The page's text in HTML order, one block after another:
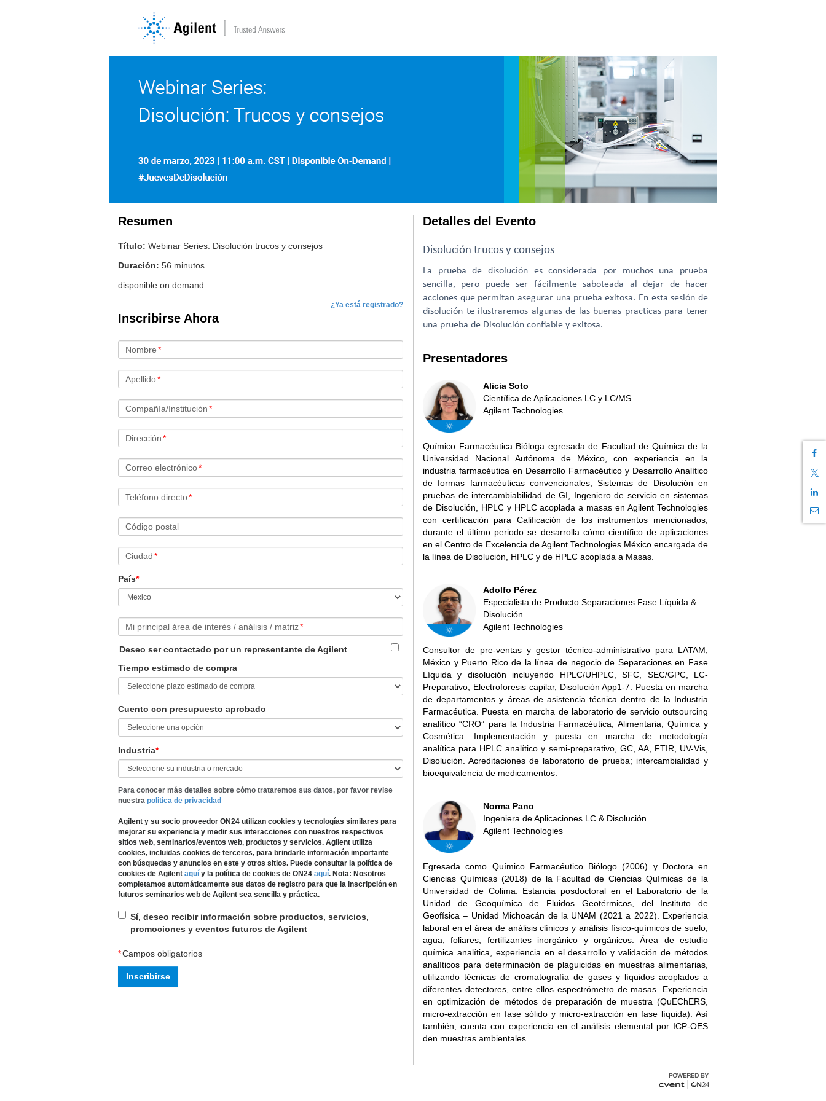
Resumen
Título: Webinar Series: Disolución trucos y consejos
Duración: 56 minutos
disponible on demand
Inscribirse Ahora
¿Ya está registrado?
Nombre*
Apellido*
Compañía/Institución*
Dirección*
Correo electrónico*
Teléfono directo*
Código postal
Ciudad*
País*
Mi principal área de interés / análisis / matriz*
Deseo ser contactado por un representante de Agilent
Tiempo estimado de compra
Cuento con presupuesto aprobado
Industria*
Para conocer más detalles sobre cómo trataremos sus datos, por favor revise
nuestra politica de privacidad
Agilent y su socio proveedor ON24 utilizan cookies y tecnologías similares para
mejorar su experiencia y medir sus interacciones con nuestros respectivos
sitios web, seminarios/eventos web, productos y servicios. Agilent utiliza
cookies, incluidas cookies de terceros, para brindarle información importante
con búsquedas y anuncios en este y otros sitios. Puede consultar la política de
cookies de Agilent aquí y la política de cookies de ON24 aquí. Nota: Nosotros
completamos automáticamente sus datos de registro para que la inscripción en
futuros seminarios web de Agilent sea sencilla y práctica.
Sí, deseo recibir información sobre productos, servicios,
promociones y eventos futuros de Agilent
*Campos obligatorios
Inscribirse
Detalles del Evento
Disolución trucos y consejos
La prueba de disolución es considerada por muchos una prueba
sencilla, pero puede ser fácilmente saboteada al dejar de hacer
acciones que permitan asegurar una prueba exitosa. En esta sesión de
disolución te ilustraremos algunas de las buenas practicas para tener
una prueba de Disolución confiable y exitosa.
Presentadores
Alicia Soto
Científica de Aplicaciones LC y LC/MS
Agilent Technologies
Químico Farmacéutica Bióloga egresada de Facultad de Química de la
Universidad Nacional Autónoma de México, con experiencia en la
industria farmacéutica en Desarrollo Farmacéutico y Desarrollo Analítico
de formas farmacéuticas convencionales, Sistemas de Disolución en
pruebas de intercambiabilidad de GI, Ingeniero de servicio en sistemas
de Disolución, HPLC y HPLC acoplada a masas en Agilent Technologies
con certificación para Calificación de los instrumentos mencionados,
durante el último periodo se desarrolla cómo científico de aplicaciones
en el Centro de Excelencia de Agilent Technologies México encargada de
la línea de Disolución, HPLC y de HPLC acoplada a Masas.
Adolfo Pérez
Especialista de Producto Separaciones Fase Líquida &
Disolución
Agilent Technologies
Consultor de pre-ventas y gestor técnico-administrativo para LATAM,
México y Puerto Rico de la línea de negocio de Separaciones en Fase
Líquida y disolución incluyendo HPLC/UHPLC, SFC, SEC/GPC, LC-
Preparativo, Electroforesis capilar, Disolución App1-7. Puesta en marcha
de departamentos y áreas de asistencia técnica dentro de la Industria
Farmacéutica. Puesta en marcha de laboratorio de servicio outsourcing
analítico “CRO” para la Industria Farmacéutica, Alimentaria, Química y
Cosmética. Implementación y puesta en marcha de metodología
analítica para HPLC analítico y semi-preparativo, GC, AA, FTIR, UV-Vis,
Disolución. Acreditaciones de laboratorio de prueba; intercambialidad y
bioequivalencia de medicamentos.
Norma Pano
Ingeniera de Aplicaciones LC & Disolución
Agilent Technologies
Egresada como Químico Farmacéutico Biólogo (2006) y Doctora en
Ciencias Químicas (2018) de la Facultad de Ciencias Químicas de la
Universidad de Colima. Estancia posdoctoral en el Laboratorio de la
Unidad de Geoquímica de Fluidos Geotérmicos, del Instituto de
Geofísica – Unidad Michoacán de la UNAM (2021 a 2022). Experiencia
laboral en el área de análisis clínicos y análisis físico-químicos de suelo,
agua, foliares, fertilizantes inorgánico y orgánicos. Área de estudio
química analítica, experiencia en el desarrollo y validación de métodos
analíticos para determinación de plaguicidas en muestras alimentarias,
utilizando técnicas de cromatografía de gases y líquidos acoplados a
diferentes detectores, entre ellos espectrómetro de masas. Experiencia
en optimización de métodos de preparación de muestra (QuEChERS,
micro-extracción en fase sólido y micro-extracción en fase líquida). Así
también, cuenta con experiencia en el análisis elemental por ICP-OES
den muestras ambientales.